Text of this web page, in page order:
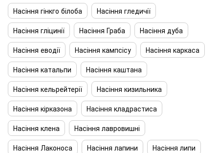
Насіння гінкго білоба
Насіння гледичії
Насіння гліцинії
Насіння Граба
Насіння дуба
Насіння еводії
Насіння кампсісу
Насіння каркаса
Насіння катальпи
Насіння каштана
Насіння кельрейтерії
Насіння кизильника
Насіння кірказона
Насіння кладрастиса
Насіння клена
Насіння лавровишні
Насіння Лаконоса
Насіння лапини
Насіння липи